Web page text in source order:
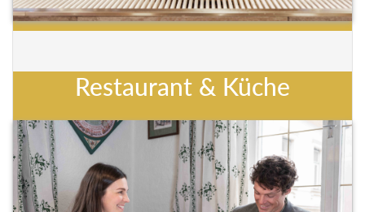
Restaurant & Küche